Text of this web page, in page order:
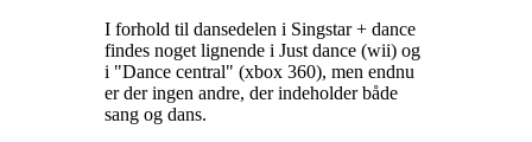
I forhold til dansedelen i Singstar + dance
findes noget lignende i Just dance (wii) og
i "Dance central" (xbox 360), men endnu
er der ingen andre, der indeholder både
sang og dans.